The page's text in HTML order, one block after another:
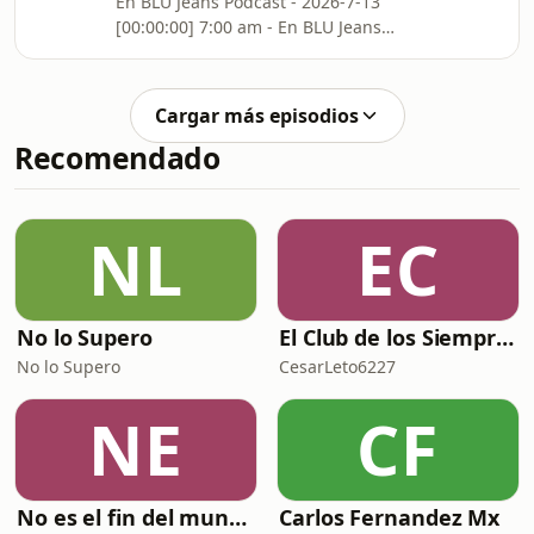
[00:00:00] 7:00 am - En BLU Jeans
omnystudio.com/listener for privacy
information.
Cargar más episodios
Recomendado
NL
No lo Supero
No lo Supero
EC
El Club de los Siempre Tristes
CesarLeto6227
NE
No es el fin del mundo pero puedo verlo desde aquí
CF
Carlos Fernandez Mx